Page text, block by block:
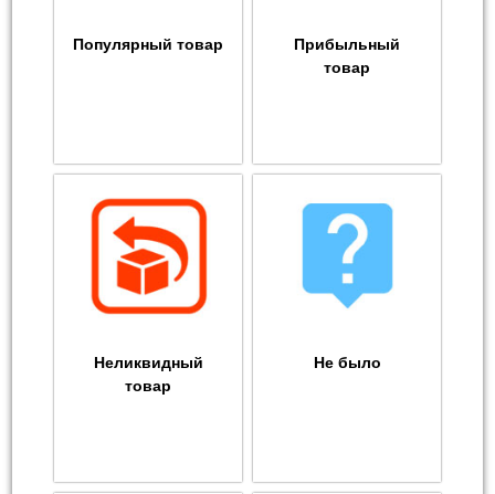
Популярный товар
Прибыльный
товар
Неликвидный
товар
Не было